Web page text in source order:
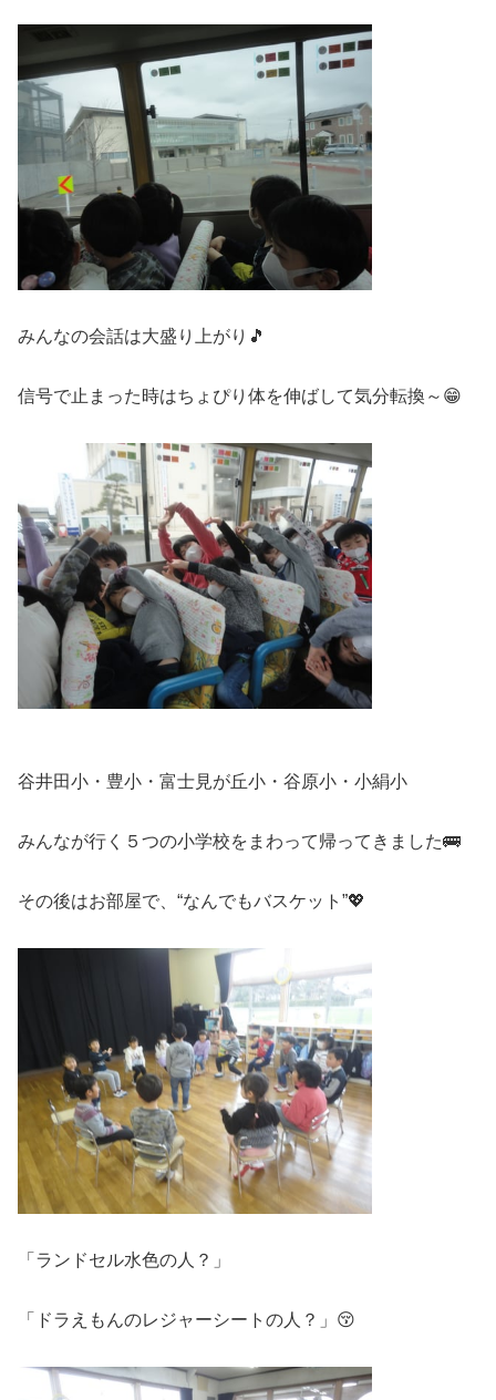
みんなの会話は大盛り上がり🎵
信号で止まった時はちょぴり体を伸ばして気分転換～😁
谷井田小・豊小・富士見が丘小・谷原小・小絹小
みんなが行く５つの小学校をまわって帰ってきました🚌
その後はお部屋で、“なんでもバスケット”💖
「ランドセル水色の人？」
「ドラえもんのレジャーシートの人？」😚